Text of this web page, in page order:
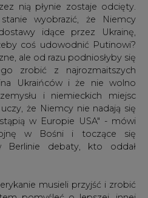
nią płynie zostaje odcięty.
wyobrazić, że Niemcy
idące przez Ukrainę,
coś udowodnić Putinowi?
ale od razu podniosłyby się
zrobić z najrozmaitszych
Ukraińców i że nie wolno
i niemieckich miejsc
że Niemcy nie nadają się
w Europie USA" - mówi
w Bośni i toczące się
debaty, kto oddał
musieli przyjść i zrobić